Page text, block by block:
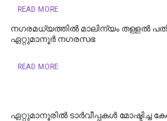
READ MORE
നഗരമധ്യത്തില്‍ മാലിന്യം തള്ളല്‍
ഏറ്റുമാനൂര്‍ നഗരസഭ
READ MORE
ഏറ്റുമാനൂരില്‍ ടാർവീപ്പകൾ മോഷ്ടിച്ച